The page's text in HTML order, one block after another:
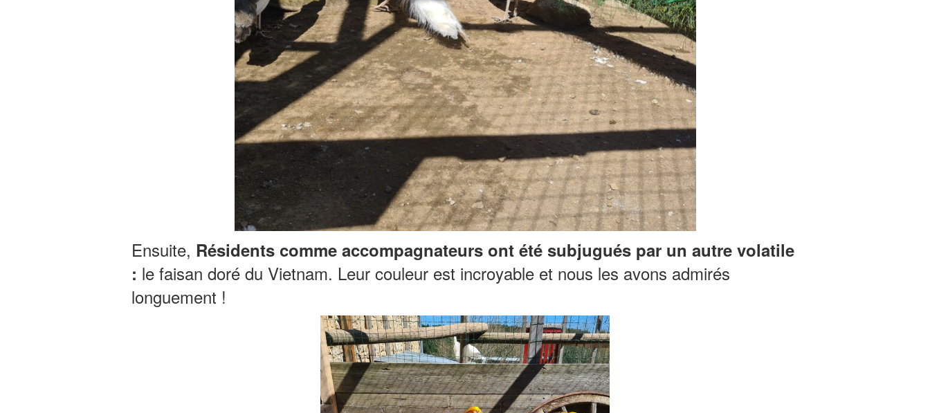
Ensuite, Résidents comme accompagnateurs ont été subjugués par un autre volatile
: le faisan doré du Vietnam. Leur couleur est incroyable et nous les avons admirés
longuement !